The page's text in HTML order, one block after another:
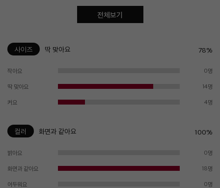
전체보기
사이즈 딱 맞아요 78%
작아요 0명
딱 맞아요 14명
커요 4명
컬러 화면과 같아요 100%
밝아요 0명
화면과 같아요 18명
어두워요 0명